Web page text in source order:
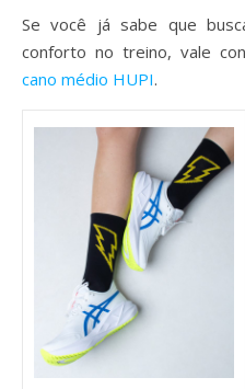
Se você já sabe que
conforto no treino, vale
cano médio HUPI.